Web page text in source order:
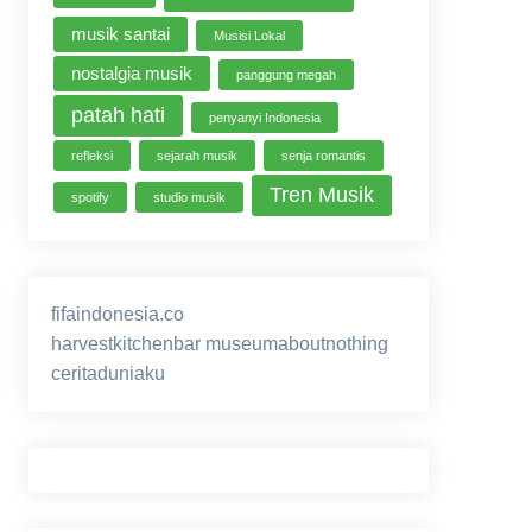
musik santai Musisi Lokal
nostalgia musik panggung megah
patah hati penyanyi Indonesia
refleksi sejarah musik senja romantis
spotify studio musik Tren Musik
fifaindonesia.co
harvestkitchenbar museumaboutnothing
ceritaduniaku